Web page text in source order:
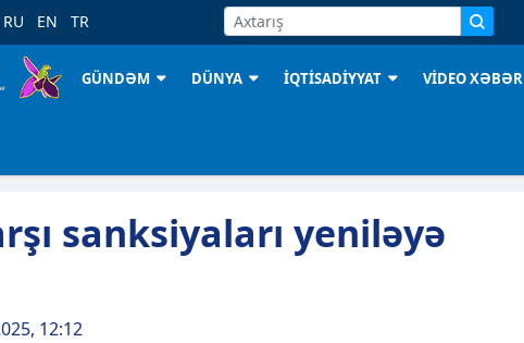
RU EN TR
GÜNDƏM DÜNYA İQTİSADİYYAT VİDEO XƏBƏR
sanksiyaları yeniləyə
12:12